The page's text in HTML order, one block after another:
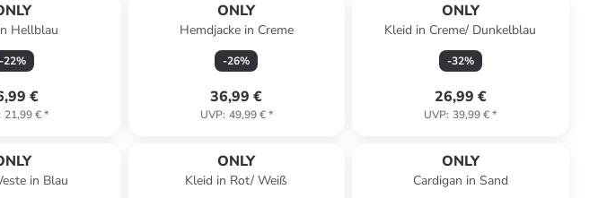
Hellblau
-22%
€
21,99 €*
ONLY
Hemdjacke in Creme
-26%
36,99 €
UVP: 49,99 €*
ONLY
Kleid in Creme/ Dunkelblau
-32%
26,99 €
UVP: 39,99 €*
in Blau
ONLY
Kleid in Rot/ Weiß
ONLY
Cardigan in Sand